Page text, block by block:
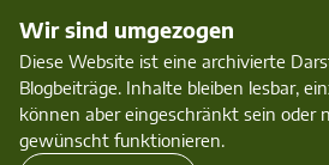
Wir sind umgezogen
Diese Website ist eine archivierte
Blogbeiträge. Inhalte bleiben lesbar,
können aber eingeschränkt sein oder
gewünscht funktionieren.